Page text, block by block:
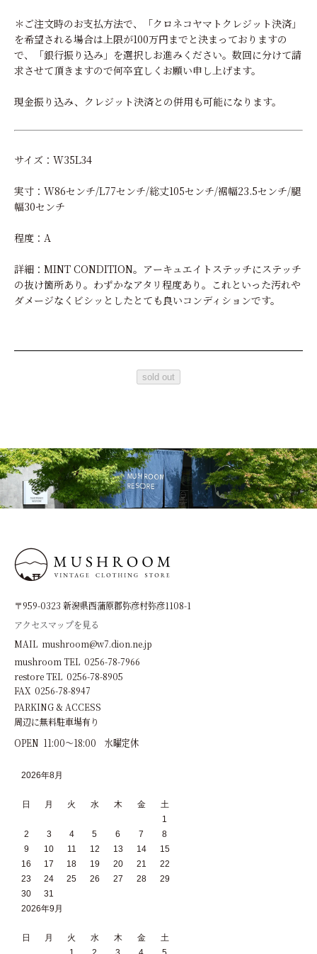
＊ご注文時のお支払方法で、「クロネコヤマトクレジット決済」
を希望される場合は上限が100万円までと決まっておりますの
で、「銀行振り込み」を選択しお進みください。数回に分けて請
求させて頂きますので何卒宜しくお願い申し上げます。
現金振り込み、クレジット決済との併用も可能になります。
サイズ：W35L34
実寸：W86センチ/L77センチ/総丈105センチ/裾幅23.5センチ/腿
幅30センチ
程度：A
詳細：MINT CONDITION。アーキュエイトステッチにステッチ
の抜け箇所あり。わずかなアタリ程度あり。これといった汚れや
ダメージなくビシッとしたとても良いコンディションです。
sold out
〒959-0323 新潟県西蒲原郡弥彦村弥彦1108-1
アクセスマップを見る
MAIL mushroom@w7.dion.ne.jp
mushroom TEL 0256-78-7966
restore TEL 0256-78-8905
FAX 0256-78-8947
PARKING & ACCESS
周辺に無料駐車場有り
OPEN 11:00～18:00 水曜定休
2026年8月
日 月 火 水 木 金
土
1
2
3 4 5 6 7
8
9
10 11 12 13 14
15
16
17 18 19 20 21
22
23
24 25 26 27 28
29
30
31
2026年9月
日 月 火 水 木 金
土